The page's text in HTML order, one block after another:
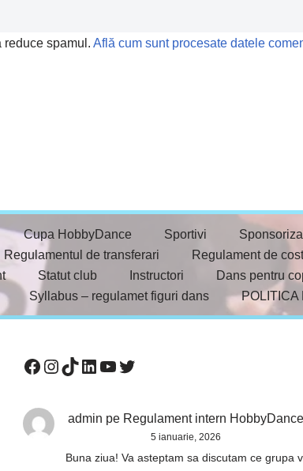
reduce spamul.Află cum sunt procesate datele
Cupa HobbyDance Sportivi
Regulamentul de transferari Regulament de
Statut club Instructori Dans pentru
Syllabus – regulamet figuri dans POLITICA
admin pe Regulament intern HobbyDance
5 ianuarie, 2026
Buna ziua! Va asteptam sa discutam ce grupa